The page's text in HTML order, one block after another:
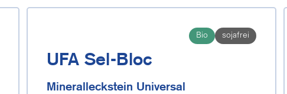
Bio sojafrei
UFA Sel-Bloc
Mineralleckstein Universal